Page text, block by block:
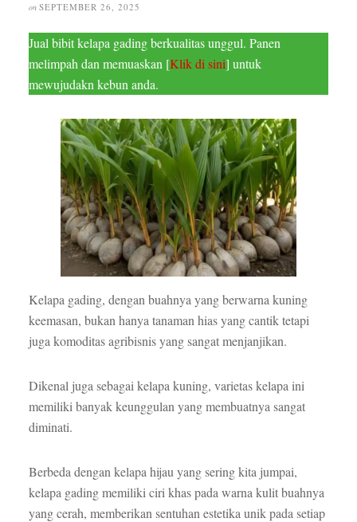
on SEPTEMBER 26, 2025
Jual bibit kelapa gading berkualitas unggul. Panen
melimpah dan memuaskan [Klik di sini] untuk
mewujudakn kebun anda.
Kelapa gading, dengan buahnya yang berwarna kuning
keemasan, bukan hanya tanaman hias yang cantik tetapi
juga komoditas agribisnis yang sangat menjanjikan.
Dikenal juga sebagai kelapa kuning, varietas kelapa ini
memiliki banyak keunggulan yang membuatnya sangat
diminati.
Berbeda dengan kelapa hijau yang sering kita jumpai,
kelapa gading memiliki ciri khas pada warna kulit buahnya
yang cerah, memberikan sentuhan estetika unik pada setiap